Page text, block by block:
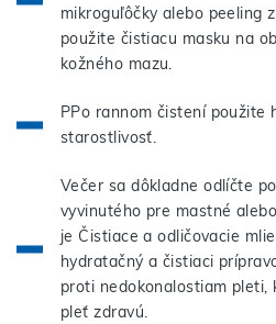
mikroguľôčky alebo peeling
použite čistiacu masku na
kožného mazu.
PPo rannom čistení použite
starostlivosť.
Večer sa dôkladne odlíčte
vyvinutého pre mastné
je Čistiace a odličovacie
hydratačný a čistiaci
proti nedokonalostiam pleti,
pleť zdravú.